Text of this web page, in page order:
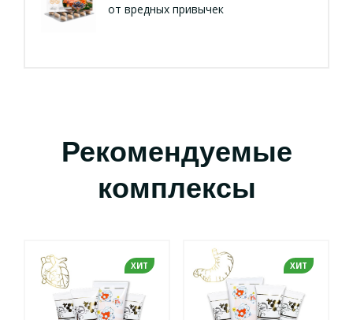
от вредных привычек
Рекомендуемые
комплексы
ХИТ ХИТ